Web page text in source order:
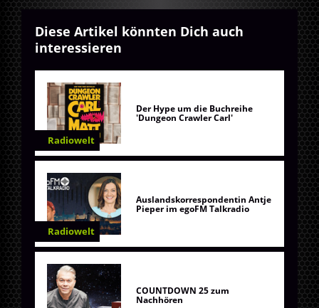
Diese Artikel könnten Dich auch
interessieren
Radiowelt
Der Hype um die Buchreihe
'Dungeon Crawler Carl'
Radiowelt
Auslandskorrespondentin Antje
Pieper im egoFM Talkradio
COUNTDOWN 25 zum
Nachhören